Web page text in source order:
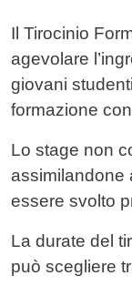
Contenuto
Il Tirocinio
agevolare
giovani
formazione
Lo stage non
assimilandone
essere svolto
La durate del
può scegliere